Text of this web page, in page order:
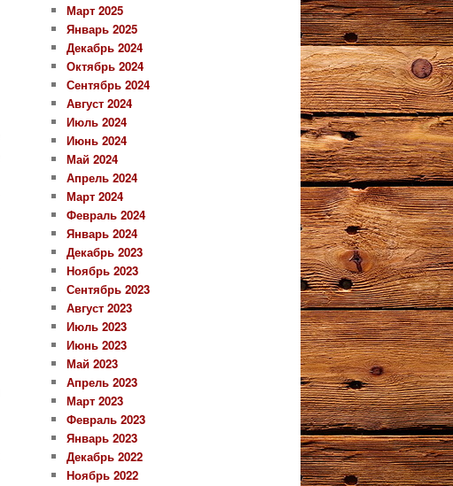
Март 2025
Январь 2025
Декабрь 2024
Октябрь 2024
Сентябрь 2024
Август 2024
Июль 2024
Июнь 2024
Май 2024
Апрель 2024
Март 2024
Февраль 2024
Январь 2024
Декабрь 2023
Ноябрь 2023
Сентябрь 2023
Август 2023
Июль 2023
Июнь 2023
Май 2023
Апрель 2023
Март 2023
Февраль 2023
Январь 2023
Декабрь 2022
Ноябрь 2022